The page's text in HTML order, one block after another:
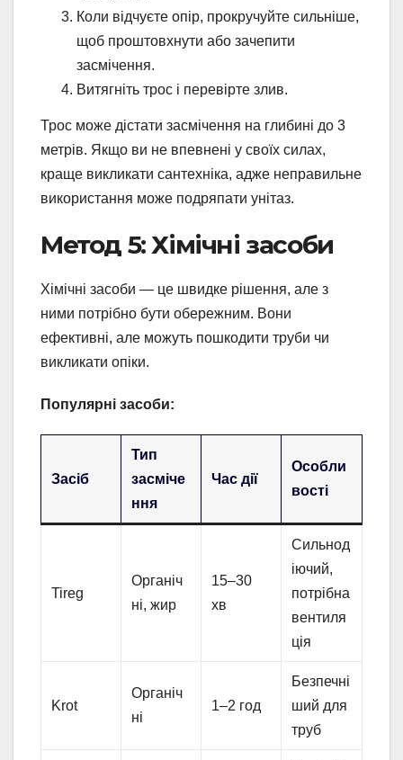
Коли відчуєте опір, прокручуйте сильніше,
щоб проштовхнути або зачепити
засмічення.
Витягніть трос і перевірте злив.
Трос може дістати засмічення на глибині до 3
метрів. Якщо ви не впевнені у своїх силах,
краще викликати сантехніка, адже неправильне
використання може подряпати унітаз.
Метод 5: Хімічні засоби
Хімічні засоби — це швидке рішення, але з
ними потрібно бути обережним. Вони
ефективні, але можуть пошкодити труби чи
викликати опіки.
Популярні засоби:
Засіб
Тип
засміче
ння
Час дії
Особли
вості
Tireg
Органіч
ні, жир
15–30
хв
Сильнод
іючий,
потрібна
вентиля
ція
Krot
Органіч
ні
1–2 год
Безпечні
ший для
труб